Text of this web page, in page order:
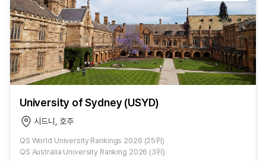
University of Sydney (USYD)
시드니, 호주
QS World University Rankings 2026 (25위)
QS Australia University Ranking 2026 (3위)